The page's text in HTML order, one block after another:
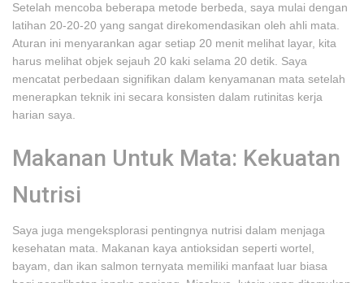
Setelah mencoba beberapa metode berbeda, saya mulai dengan
latihan 20-20-20 yang sangat direkomendasikan oleh ahli mata.
Aturan ini menyarankan agar setiap 20 menit melihat layar, kita
harus melihat objek sejauh 20 kaki selama 20 detik. Saya
mencatat perbedaan signifikan dalam kenyamanan mata setelah
menerapkan teknik ini secara konsisten dalam rutinitas kerja
harian saya.
Makanan Untuk Mata: Kekuatan
Nutrisi
Saya juga mengeksplorasi pentingnya nutrisi dalam menjaga
kesehatan mata. Makanan kaya antioksidan seperti wortel,
bayam, dan ikan salmon ternyata memiliki manfaat luar biasa